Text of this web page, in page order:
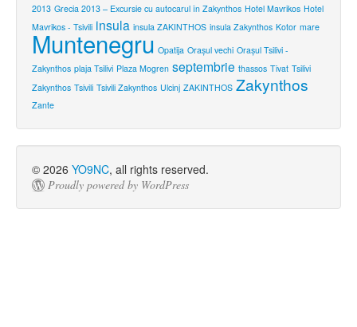
2013 Grecia 2013 – Excursie cu autocarul în Zakynthos Hotel Mavrikos Hotel
Mavrikos - Tsivili insula insula ZAKINTHOS insula Zakynthos Kotor mare
Muntenegru Opatija Oraşul vechi Orașul Tsilivi -
Zakynthos plaja Tsilivi Plaza Mogren septembrie thassos Tivat Tsilivi
Zakynthos Tsivili Tsivili Zakynthos Ulcinj ZAKINTHOS Zakynthos
Zante
© 2026 YO9NC, all rights reserved.
Proudly powered by WordPress